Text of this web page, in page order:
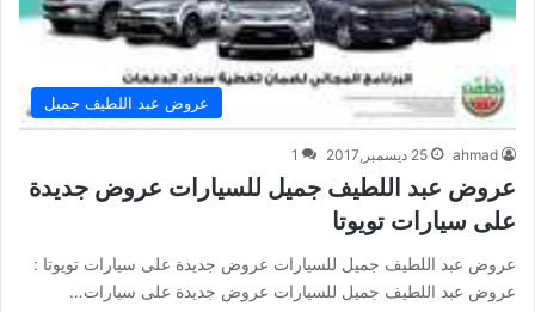
عروض عبد اللطيف جميل
ahmad 25 ديسمبر,2017 1
عروض عبد اللطيف جميل للسيارات عروض جديدة
على سيارات تويوتا
عروض عبد اللطيف جميل للسيارات عروض جديدة على سيارات تويوتا :
عروض عبد اللطيف جميل للسيارات عروض جديدة على سيارات…